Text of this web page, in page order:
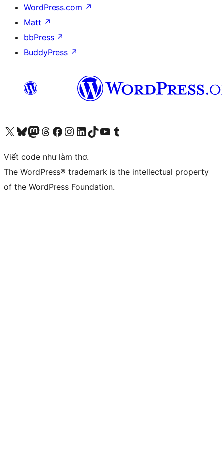
WordPress.com ↗
Matt ↗
bbPress ↗
BuddyPress ↗
Truy cập tài khoản X (trước đây là Twitter) của chúng tôiVisit our Bluesky account
Visit our Mastodon account
Visit our Threads account
Xem trang Facebook của chúng tôiTruy cập tài khoản Instagram của chúng tôiTruy cập tài khoản LinkedIn của chúng tôiVisit our TikTok account
Truy cập kênh YouTube của chúng tôi Visit our Tumblr account
Viết code như làm thơ.
The WordPress® trademark is the intellectual property
of the WordPress Foundation.